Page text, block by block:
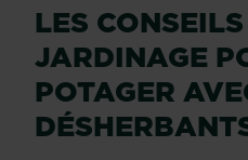
LES
JARDINAGE
POTAGER